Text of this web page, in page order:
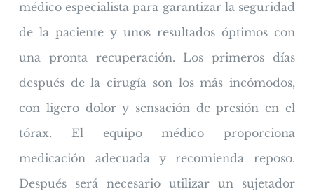
médico especialista para garantizar la seguridad
de la paciente y unos resultados óptimos con
una pronta recuperación. Los primeros días
después de la cirugía son los más incómodos,
con ligero dolor y sensación de presión en el
tórax. El equipo médico proporciona
medicación adecuada y recomienda reposo.
Después será necesario utilizar un sujetador